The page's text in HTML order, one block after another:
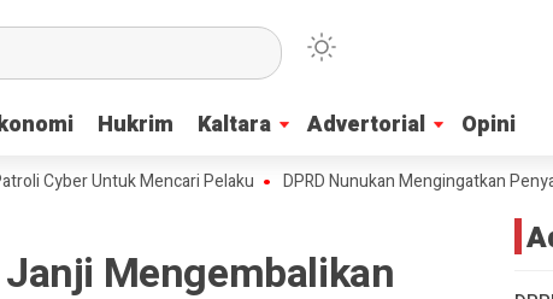
Hukrim Kaltara Advertorial Opini
Hukrim Kaltara Advertorial Opini
Untuk Mencari Pelaku DPRD Nunukan Mengingatkan Penyaluran
Mengembalikan